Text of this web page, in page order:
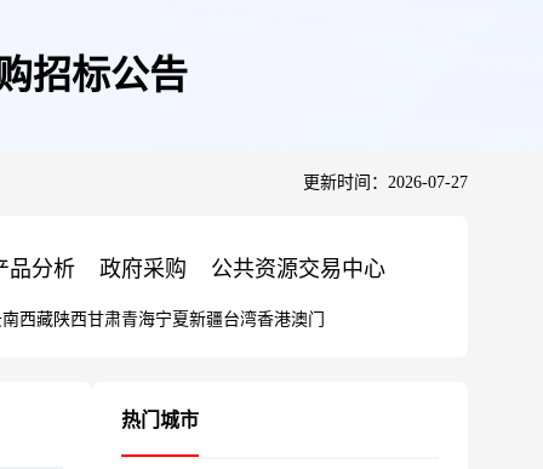
招标公告
更新时间：2026-07-27
品分析 政府采购 公共资源交易中心
西藏陕西甘肃青海宁夏新疆台湾香港澳门
热门城市